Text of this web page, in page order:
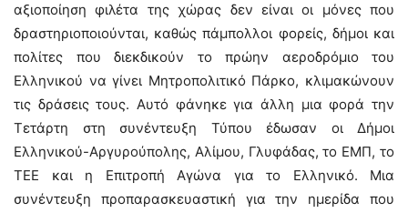
αξιοποίηση φιλέτα της χώρας δεν είναι οι μόνες που
δραστηριοποιούνται, καθώς πάμπολλοι φορείς, δήμοι και
πολίτες που διεκδικούν το πρώην αεροδρόμιο του
Ελληνικού να γίνει Μητροπολιτικό Πάρκο, κλιμακώνουν
τις δράσεις τους. Αυτό φάνηκε για άλλη μια φορά την
Τετάρτη στη συνέντευξη Τύπου έδωσαν οι Δήμοι
Ελληνικού-Αργυρούπολης, Αλίμου, Γλυφάδας, το ΕΜΠ, το
ΤΕΕ και η Επιτροπή Αγώνα για το Ελληνικό. Μια
συνέντευξη προπαρασκευαστική για την ημερίδα που